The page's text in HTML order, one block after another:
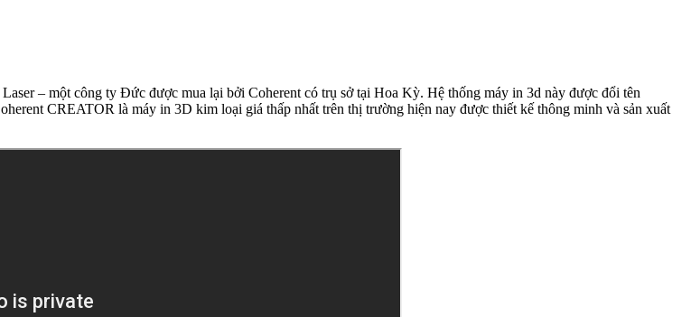
– một công ty Đức được mua lại bởi Coherent có trụ sở tại Hoa Kỳ. Hệ thống máy in 3d này được đổi tên
CREATOR là máy in 3D kim loại giá thấp nhất trên thị trường hiện nay được thiết kế thông minh và sản xuất